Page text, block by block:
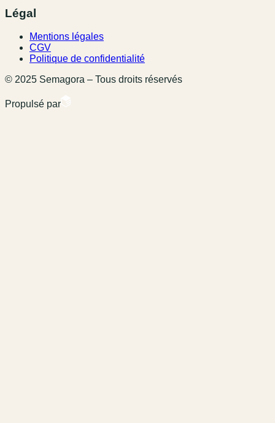
Légal
Mentions légales
CGV
Politique de confidentialité
© 2025 Semagora – Tous droits réservés
Propulsé par